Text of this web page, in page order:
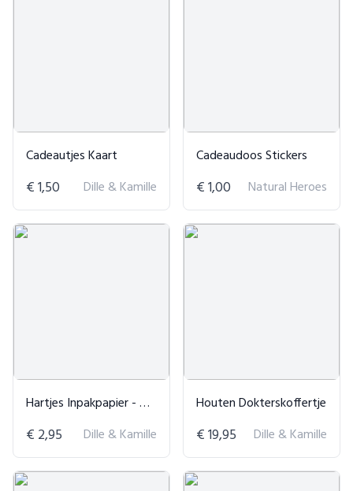
Cadeautjes Kaart
€ 1,50 Dille & Kamille
Cadeaudoos Stickers
€ 1,00 Natural Heroes
Hartjes Inpakpapier - Dille & Kamille
€ 2,95 Dille & Kamille
Houten Dokterskoffertje
€ 19,95 Dille & Kamille